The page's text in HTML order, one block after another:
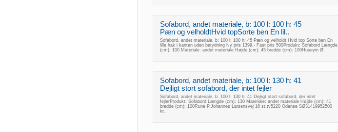
Sofabord, andet materiale, b: 100 l: 100 h: 45
Pæn og velholdtHvid topSorte ben En lil..
Sofabord, andet materiale, b: 100 l: 100 h: 45 Pæn og velholdt Hvid top Sorte ben En
lille hak i kanten uden betydning Ny pris 1399,- Fast pris 500Produkt: Sofabord Længde
(cm): 100 Materiale: andet materiale Højde (cm): 45 bredde (cm): 100Huseyin Ø.
Sofabord, andet materiale, b: 100 l: 130 h: 41
Dejligt stort sofabord, der intet fejler
Sofabord, andet materiale, b: 100 l: 130 h: 41 Dejligt stort sofabord, der intet
fejlerProdukt: Sofabord Længde (cm): 130 Materiale: andet materiale Højde (cm): 41
bredde (cm): 100Rune P.Johannes Larsensvej 16 st.tv5220 Odense SØ31419952500
kr.